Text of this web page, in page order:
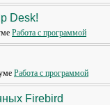
Desk!
Работа с программой
Работа с программой
Firebird